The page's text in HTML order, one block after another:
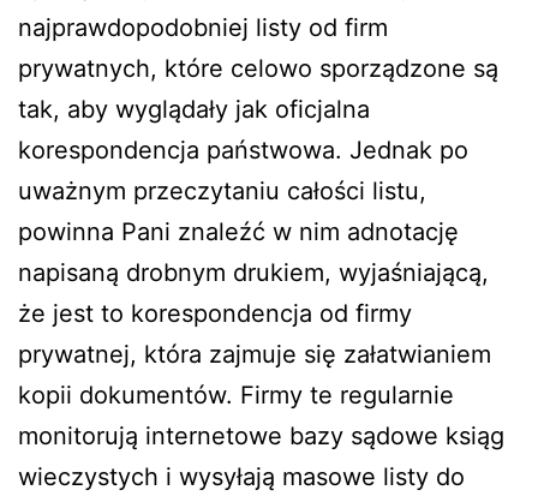
najprawdopodobniej listy od firm
prywatnych, które celowo sporządzone są
tak, aby wyglądały jak oficjalna
korespondencja państwowa. Jednak po
uważnym przeczytaniu całości listu,
powinna Pani znaleźć w nim adnotację
napisaną drobnym drukiem, wyjaśniającą,
że jest to korespondencja od firmy
prywatnej, która zajmuje się załatwianiem
kopii dokumentów. Firmy te regularnie
monitorują internetowe bazy sądowe ksiąg
wieczystych i wysyłają masowe listy do